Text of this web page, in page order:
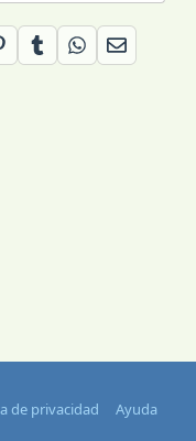
de privacidad
Ayuda